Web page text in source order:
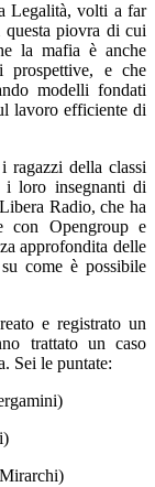
Legalità, volti a far
questa piovra di cui
la mafia è anche
prospettive, e che
modelli fondati
lavoro efficiente di
ragazzi della classi
i loro insegnanti di
Radio, che ha
con Opengroup e
approfondita delle
come è possibile
e registrato un
trattato un caso
Sei le puntate: